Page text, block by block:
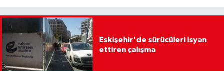
Eskişehir'de sürücüleri isyan
ettiren çalışma